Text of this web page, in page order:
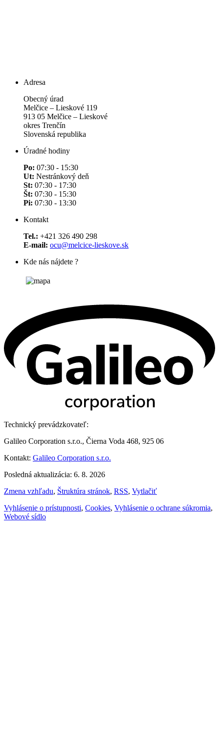
Adresa
Obecný úrad
Melčice – Lieskové 119
913 05 Melčice – Lieskové
okres Trenčín
Slovenská republika
Úradné hodiny
Po: 07:30 - 15:30
Ut: Nestránkový deň
St: 07:30 - 17:30
Št: 07:30 - 15:30
Pi: 07:30 - 13:30
Kontakt
Tel.: +421 326 490 298
E-mail: ocu@melcice-lieskove.sk
Kde nás nájdete ?
Technický prevádzkovateľ:
Galileo Corporation s.r.o., Čierna Voda 468, 925 06
Kontakt: Galileo Corporation s.r.o.
Posledná aktualizácia: 6. 8. 2026
Zmena vzhľadu, Štruktúra stránok, RSS, Vytlačiť
Vyhlásenie o prístupnosti, Cookies, Vyhlásenie o ochrane súkromia,
Webové sídlo